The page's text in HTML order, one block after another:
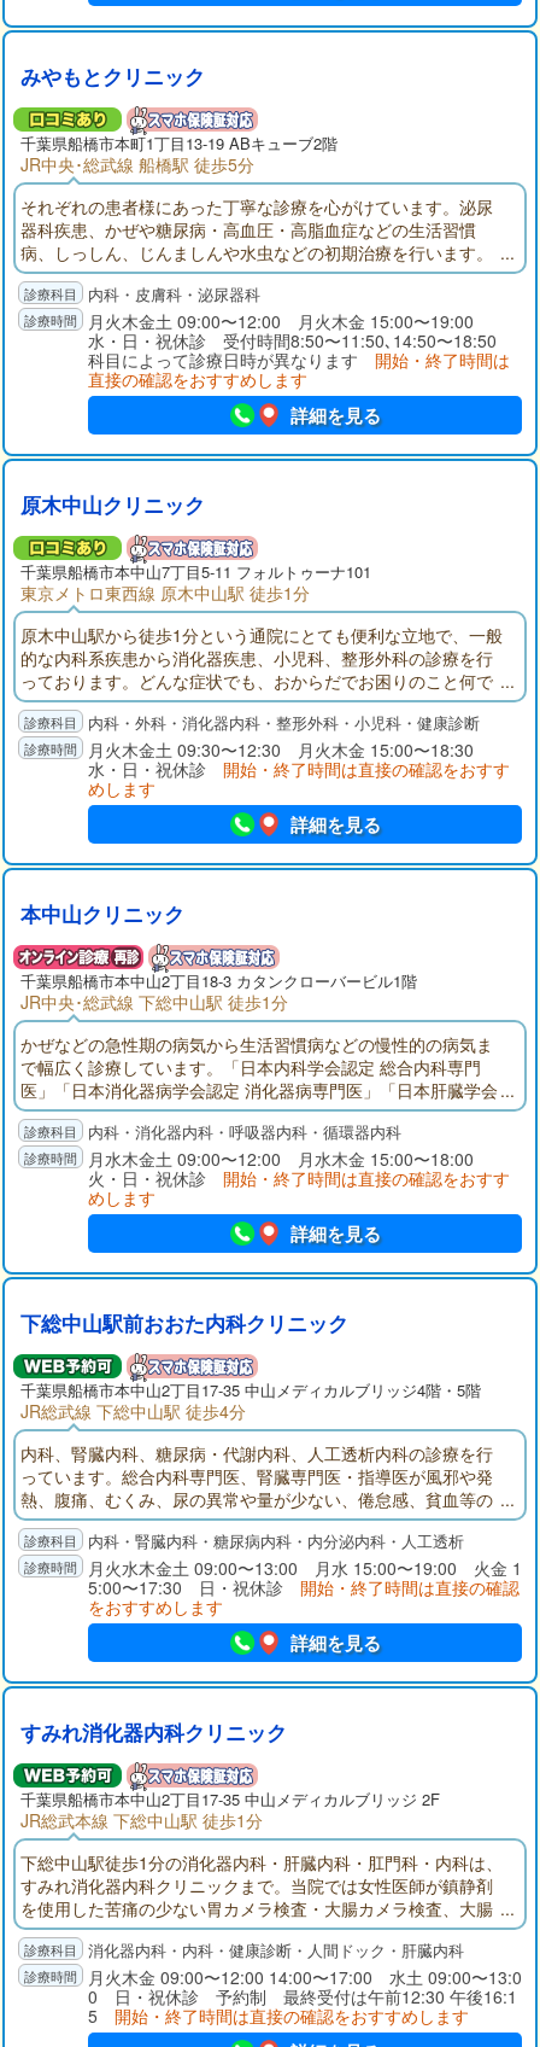
みやもとクリニック
千葉県船橋市本町1丁目13-19 ABキューブ2階
JR中央･総武線 船橋駅 徒歩5分
それぞれの患者様にあった丁寧な診療を心がけています。泌尿
器科疾患、かぜや糖尿病・高血圧・高脂血症などの生活習慣
病、しっしん、じんましんや水虫などの初期治療を行います。
採血、エコー（腹部エコー・頸動脈エコー）は当院にて検査い
たします。CT、MRIは提携医療機関で撮影し、当日に診察でき
ます。なるべく不必要な薬は処方しない。患者様の状態に一番
合った薬を考えていきます。
内科・皮膚科・泌尿器科
月火木金土 09:00〜12:00 月火木金 15:00〜19:00
水・日・祝休診 受付時間8:50〜11:50､14:50〜18:50
科目によって診療日時が異なります 開始・終了時間は
直接の確認をおすすめします
詳細を見る
原木中山クリニック
千葉県船橋市本中山7丁目5-11 フォルトゥーナ101
東京メトロ東西線 原木中山駅 徒歩1分
原木中山駅から徒歩1分という通院にとても便利な立地で、一般
的な内科系疾患から消化器疾患、小児科、整形外科の診療を行
っております。どんな症状でも、おからだでお困りのこと何で
もお気軽にご相談をいただけますと幸いでございます。
内科・外科・消化器内科・整形外科・小児科・健康診断
月火木金土 09:30〜12:30 月火木金 15:00〜18:30
水・日・祝休診 開始・終了時間は直接の確認をおすす
めします
詳細を見る
本中山クリニック
千葉県船橋市本中山2丁目18-3 カタンクローバービル1階
JR中央･総武線 下総中山駅 徒歩1分
かぜなどの急性期の病気から生活習慣病などの慢性的の病気ま
で幅広く診療しています。「日本内科学会認定 総合内科専門
医」「日本消化器病学会認定 消化器病専門医」「日本肝臓学会
認定 肝臓専門医」として、地域の皆さまに貢献できるよう努力
しています。内科の病気に関して、何でも相談できる地域のク
リニックを目指していますので、お気軽に話をしにいらしてく
内科・消化器内科・呼吸器内科・循環器内科
月水木金土 09:00〜12:00 月水木金 15:00〜18:00
火・日・祝休診 開始・終了時間は直接の確認をおすす
めします
詳細を見る
下総中山駅前おおた内科クリニック
千葉県船橋市本中山2丁目17-35 中山メディカルブリッジ4階・5階
JR総武線 下総中山駅 徒歩4分
内科、腎臓内科、糖尿病・代謝内科、人工透析内科の診療を行
っています。総合内科専門医、腎臓専門医・指導医が風邪や発
熱、腹痛、むくみ、尿の異常や量が少ない、倦怠感、貧血等の
症状の診療を行います。透析治療にも対応しています。
内科・腎臓内科・糖尿病内科・内分泌内科・人工透析
月火水木金土 09:00〜13:00 月水 15:00〜19:00 火金 1
5:00〜17:30 日・祝休診 開始・終了時間は直接の確認
をおすすめします
詳細を見る
すみれ消化器内科クリニック
千葉県船橋市本中山2丁目17-35 中山メディカルブリッジ 2F
JR総武本線 下総中山駅 徒歩1分
下総中山駅徒歩1分の消化器内科・肝臓内科・肛門科・内科は、
すみれ消化器内科クリニックまで。当院では女性医師が鎮静剤
を使用した苦痛の少ない胃カメラ検査・大腸カメラ検査、大腸
ポリープ切除、胃・大腸の同日検査、土曜検査、経口・経鼻検
査を行います。女性ならではの消化器症状のお悩みや、健康診
断での肝機能異常の診察も承ります。
消化器内科・内科・健康診断・人間ドック・肝臓内科
月火木金 09:00〜12:00 14:00〜17:00 水土 09:00〜13:0
0 日・祝休診 予約制 最終受付は午前12:30 午後16:1
5 開始・終了時間は直接の確認をおすすめします